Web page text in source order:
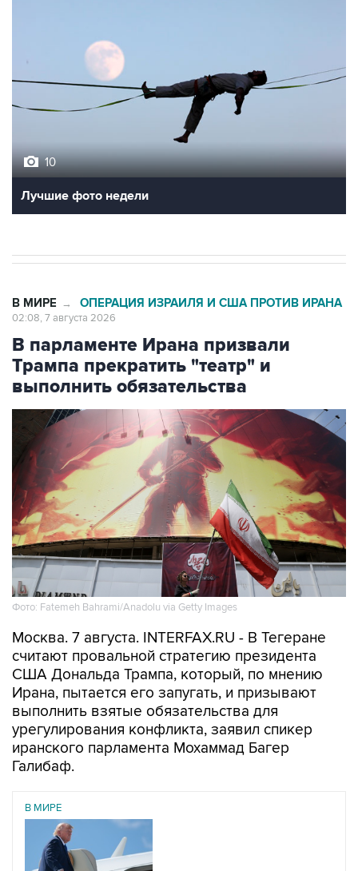
10
Лучшие фото недели
В МИРЕ → ОПЕРАЦИЯ ИЗРАИЛЯ И США ПРОТИВ ИРАНА
02:08, 7 августа 2026
В парламенте Ирана призвали
Трампа прекратить "театр" и
выполнить обязательства
Фото: Fatemeh Bahrami/Anadolu via Getty Images
Москва. 7 августа. INTERFAX.RU - В Тегеране
считают провальной стратегию президента
США Дональда Трампа, который, по мнению
Ирана, пытается его запугать, и призывают
выполнить взятые обязательства для
урегулирования конфликта, заявил спикер
иранского парламента Мохаммад Багер
Галибаф.
В МИРЕ